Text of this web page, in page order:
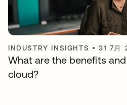
INDUSTRY INSIGHTS •31 7月
What are the benefits
cloud?